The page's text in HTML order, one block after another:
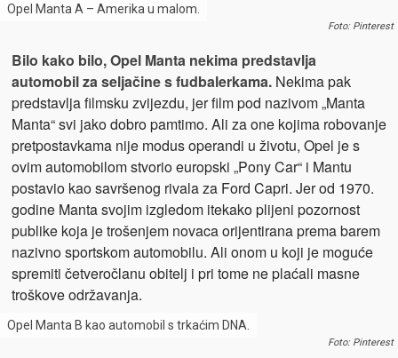
Opel Manta A – Amerika u malom.
Foto: Pinterest
Bilo kako bilo, Opel Manta nekima predstavlja
automobil za seljačine s fudbalerkama.Nekima pak
predstavlja filmsku zvijezdu, jer film pod nazivom „Manta
Manta“ svi jako dobro pamtimo. Ali za one kojima robovanje
pretpostavkama nije modus operandi u životu, Opel je s
ovim automobilom stvorio europski „Pony Car“ i Mantu
postavio kao savršenog rivala za Ford Capri. Jer od 1970.
godine Manta svojim izgledom itekako plijeni pozornost
publike koja je trošenjem novaca orijentirana prema barem
nazivno sportskom automobilu. Ali onom u koji je moguće
spremiti četveročlanu obitelj i pri tome ne plaćali masne
troškove održavanja.
Opel Manta B kao automobil s trkaćim DNA.
Foto: Pinterest